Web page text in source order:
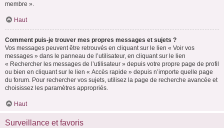
membre ».
Haut
Comment puis-je trouver mes propres messages et sujets ?
Vos messages peuvent être retrouvés en cliquant sur le lien « Voir vos
messages » dans le panneau de l’utilisateur, en cliquant sur le lien
« Rechercher les messages de l’utilisateur » depuis votre propre page de profil
ou bien en cliquant sur le lien « Accès rapide » depuis n’importe quelle page
du forum. Pour rechercher vos sujets, utilisez la page de recherche avancée et
choisissez les paramètres appropriés.
Haut
Surveillance et favoris